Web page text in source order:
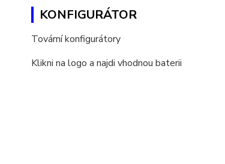
KONFIGURÁTOR
Tovární konfigurátory
Klikni na logo a najdi vhodnou baterii